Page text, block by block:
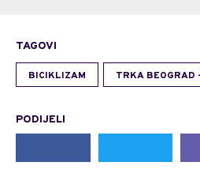
TAGOVI
BICIKLIZAM TRKA
PODIJELI